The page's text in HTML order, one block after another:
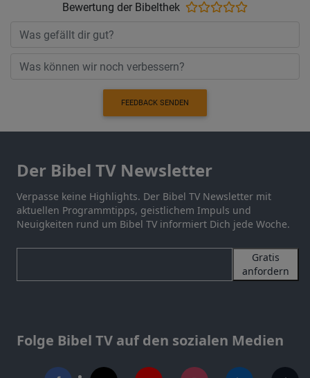
Bewertung der Bibelthek
FEEDBACK SENDEN
Der Bibel TV Newsletter
Verpasse keine Highlights. Der Bibel TV Newsletter mit
aktuellen Programmtipps, geistlichem Impuls und
Neuigkeiten rund um Bibel TV informiert Dich jede Woche.
Gratis
anfordern
Folge Bibel TV auf den sozialen Medien